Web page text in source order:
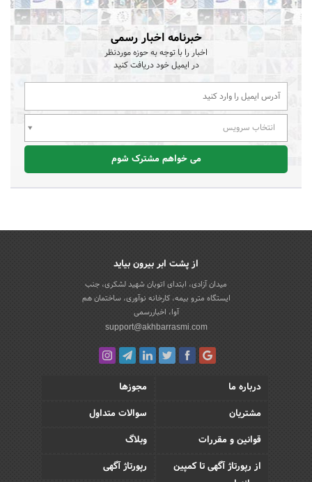
خبرنامه اخبار رسمی
اخبار را با توجه به حوزه موردنظر
در ایمیل خود دریافت کنید
انتخاب سرویس
می خواهم مشترک شوم
از پشت ابر بیرون بیاید
میدان آزادی، ابتدای اتوبان شهید لشکری، جنب
ایستگاه مترو بیمه، کارخانه نوآوری، ساختمان هم
آوا، اخباررسمی
support@akhbarrasmi.com
درباره ما
مجوزها
مشتریان
سوالات متداول
قوانین و مقررات
وبلاگ
از رپورتاژ آگهی تا کمپین
رپورتاژ آگهی